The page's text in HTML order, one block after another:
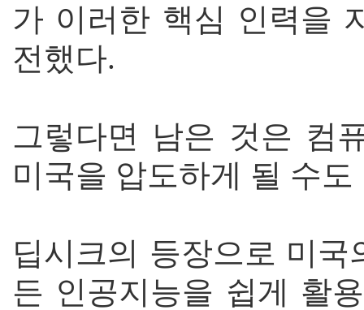
가 이러한 핵심 인력을
전했다.
그렇다면 남은 것은 컴
미국을 압도하게 될 수
딥시크의 등장으로 미국
든 인공지능을 쉽게 활